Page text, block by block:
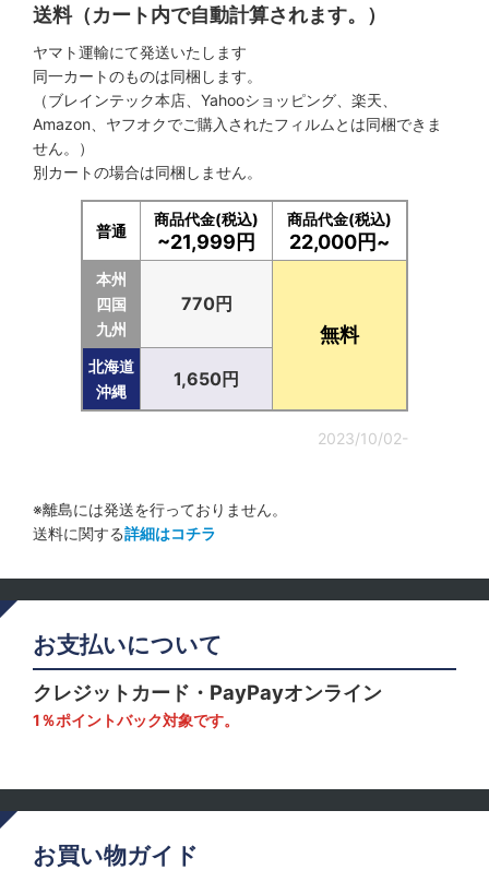
送料（カート内で自動計算されます。）
ヤマト運輸にて発送いたします
同一カートのものは同梱します。
（ブレインテック本店、Yahooショッピング、楽天、
Amazon、ヤフオクでご購入されたフィルムとは同梱できま
せん。）
別カートの場合は同梱しません。
普通
商品代金(税込)
~21,999円
商品代金(税込)
22,000円~
本州
四国
九州
770円
無料
北海道
沖縄
1,650円
2023/10/02-
※離島には発送を行っておりません。
送料に関する詳細はコチラ
お支払いについて
クレジットカード・PayPayオンライン
1％ポイントバック対象です。
お買い物ガイド